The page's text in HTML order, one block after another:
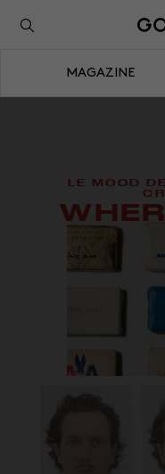
MAGAZINE
LE MOOD
Retour à l'inspiration